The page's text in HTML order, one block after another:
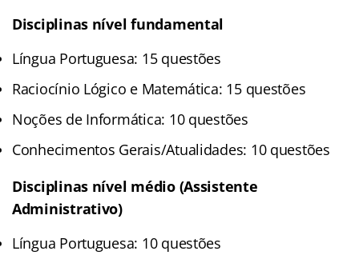
Disciplinas nível fundamental
Língua Portuguesa: 15 questões
Raciocínio Lógico e Matemática: 15 questões
Noções de Informática: 10 questões
Conhecimentos Gerais/Atualidades: 10 questões
Disciplinas nível médio (Assistente
Administrativo)
Língua Portuguesa: 10 questões